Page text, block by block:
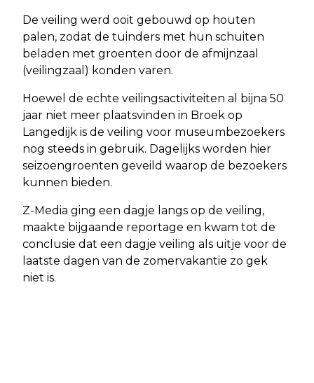
De veiling werd ooit gebouwd op houten
palen, zodat de tuinders met hun schuiten
beladen met groenten door de afmijnzaal
(veilingzaal) konden varen.
Hoewel de echte veilingsactiviteiten al bijna 50
jaar niet meer plaatsvinden in Broek op
Langedijk is de veiling voor museumbezoekers
nog steeds in gebruik. Dagelijks worden hier
seizoengroenten geveild waarop de bezoekers
kunnen bieden.
Z-Media ging een dagje langs op de veiling,
maakte bijgaande reportage en kwam tot de
conclusie dat een dagje veiling als uitje voor de
laatste dagen van de zomervakantie zo gek
niet is.